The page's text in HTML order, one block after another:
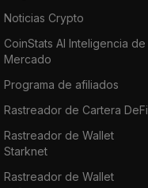
Noticias Crypto
CoinStats AI Inteligencia de
Mercado
Programa de afiliados
Rastreador de Cartera DeFi
Rastreador de Wallet
Starknet
Rastreador de Wallet